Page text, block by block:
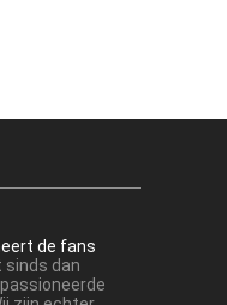
de fans
sinds dan